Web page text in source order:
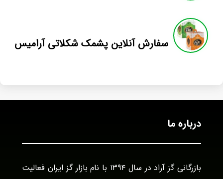
سفارش آنلاین پشمک شکلاتی آرامیس
درباره ما
بازرگانی گز آراد در سال ۱۳۹۴ با نام بازار گز ایران فعالیت